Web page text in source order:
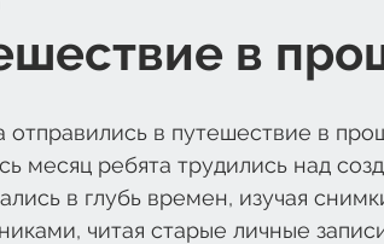
в
отправились в путешествие в
месяц ребята трудились над
в глубь времен, изучая
читая старые личные